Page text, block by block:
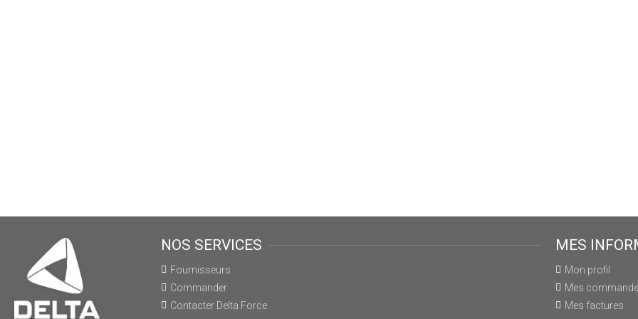
NOS SERVICES
Fournisseurs
Commander
Contacter Delta Force
MES
Mon profil
Mes
Mes factures